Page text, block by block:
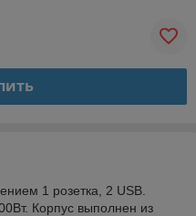
1 розетка, 2 USB.
Корпус выполнен из